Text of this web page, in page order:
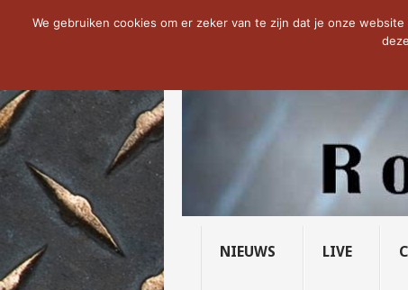
NOW TRENDING: THE VICIOUS HEAD
NIEUWS LIVE
We gebruiken cookies om er zeker van te zijn dat je onze